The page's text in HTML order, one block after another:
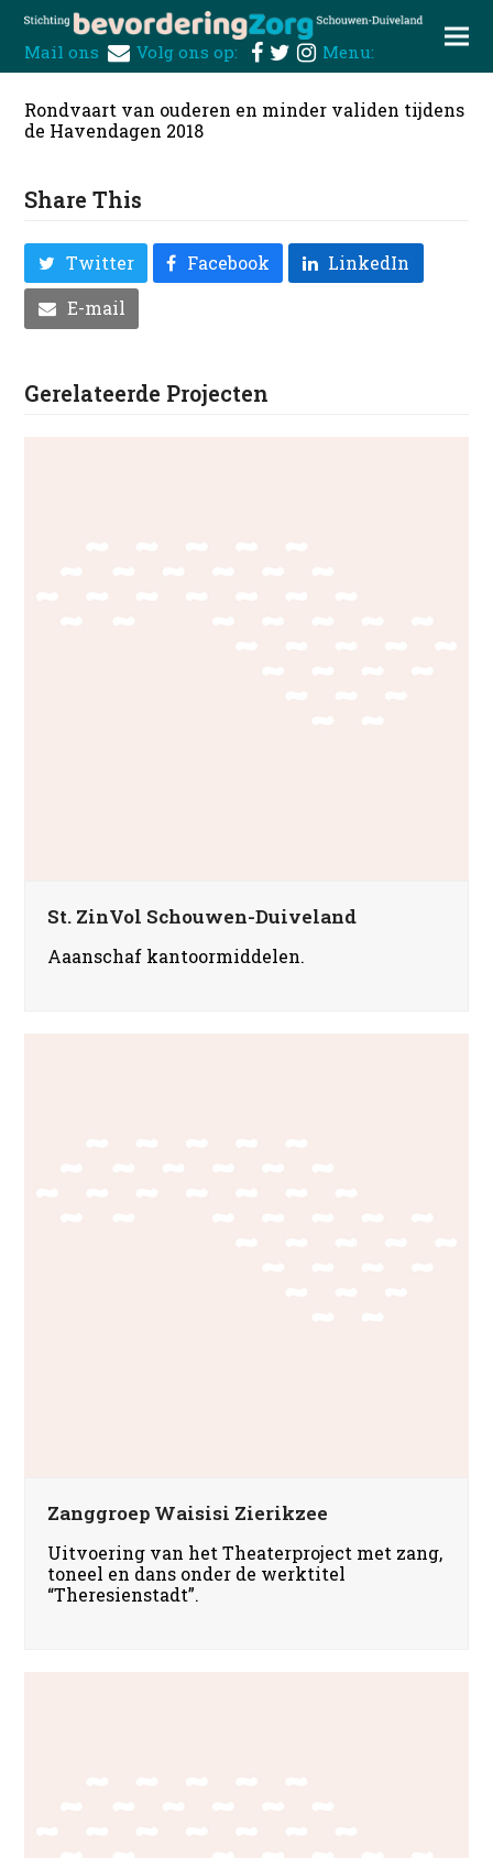
Mail ons Volg ons op: Menu:
Rondvaart van ouderen en minder validen tijdens
de Havendagen 2018
Share This
Twitter Facebook
LinkedIn
E-mail
Gerelateerde Projecten
St. ZinVol Schouwen-Duiveland
Aaanschaf kantoormiddelen.
Zanggroep Waisisi Zierikzee
Uitvoering van het Theaterproject met zang,
toneel en dans onder de werktitel
“Theresienstadt”.